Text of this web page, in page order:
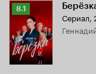
Рейтинг
Кинопоиска
8.1
8.1
Сериал,